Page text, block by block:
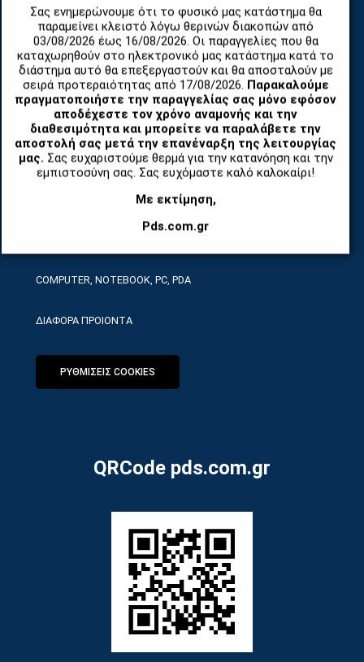
Σας ενημερώνουμε ότι το φυσικό μας κατάστημα θα
παραμείνει κλειστό λόγω θερινών διακοπών από
03/08/2026 έως 16/08/2026. Οι παραγγελίες που θα
καταχωρηθούν στο ηλεκτρονικό μας κατάστημα κατά το
διάστημα αυτό θα επεξεργαστούν και θα αποσταλούν με
σειρά προτεραιότητας από 17/08/2026. Παρακαλούμε
πραγματοποιήστε την παραγγελίας σας μόνο εφόσον
αποδέχεστε τον χρόνο αναμονής και την
διαθεσιμότητα και μπορείτε να παραλάβετε την
αποστολή σας μετά την επανέναρξη της λειτουργίας
μας. Σας ευχαριστούμε θερμά για την κατανόηση και την
εμπιστοσύνη σας. Σας ευχόμαστε καλό καλοκαίρι!
Με εκτίμηση,
Pds.com.gr
ΚΑΤΗΓΟΡΙΕΣ
ΑΝΤΑΛΛΑΚΤΙΚΑ ΚΑΙ ΑΞΕΣΟΥΑΡ ΚΙΝΗΤΩΝ ΤΗΛΕΦΩΝΩΝ
TABLET
ΤΗΛΕΠΙΚΟΙΝΩΝΙΕΣ, ΑΣΥΡΜΑΤΑ, FCT
COMPUTER, NOTEBOOK, PC, PDA
ΔΙΑΦΟΡΑ ΠΡΟΙΟΝΤΑ
ΡΥΘΜΙΣΕΙΣ COOKIES
QRCode pds.com.gr